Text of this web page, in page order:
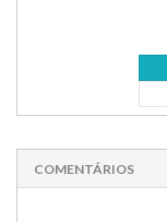
COMENTÁRIOS